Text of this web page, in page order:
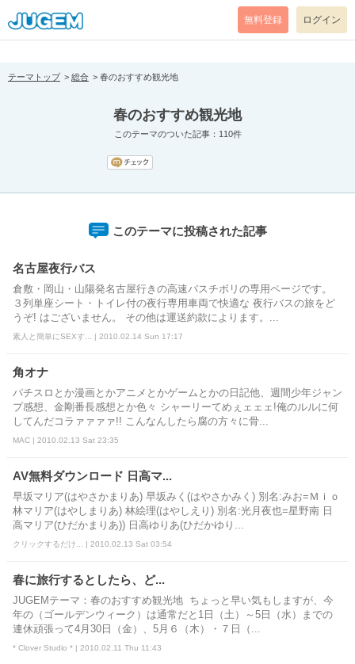
[pear_error: message="Success" code=0 mode=return level=notice
prefix="" info=""]
無料登録 ログイン
テーマトップ 総合 春のおすすめ観光地
春のおすすめ観光地
このテーマのついた記事：110件
このテーマに投稿された記事
名古屋夜行バス
倉敷・岡山・山陽発名古屋行きの高速バスチボリの専用ページです。
３列単座シート・トイレ付の夜行専用車両で快適な 夜行バスの旅をど
うぞ! はございません。 その他は運送約款によります。...
素人と簡単にSEXす... | 2010.02.14 Sun 17:17
角オナ
パチスロとか漫画とかアニメとかゲームとかの日記他、週間少年ジャン
プ感想、金剛番長感想とか色々 シャーリーてめぇェェェ!俺のルルに何
してんだコラァァァァ!! こんなんしたら腐の方々に骨...
MAC | 2010.02.13 Sat 23:35
AV無料ダウンロード 日高マ...
早坂マリア(はやさかまりあ) 早坂みく(はやさかみく) 別名:みお=Ｍｉｏ
林マリア(はやしまりあ) 林絵理(はやしえり) 別名:光月夜也=星野南 日
高マリア(ひだかまりあ)) 日高ゆりあ(ひだかゆり...
クリックするだけ... | 2010.02.13 Sat 03:54
春に旅行するとしたら、ど...
JUGEMテーマ：春のおすすめ観光地 ちょっと早い気もしますが、今
年の（ゴールデンウィーク）は通常だと1日（土）～5日（水）までの
連休頑張って4月30日（金）、5月６（木）・７日（...
* Clover Studio * | 2010.02.11 Thu 11:43